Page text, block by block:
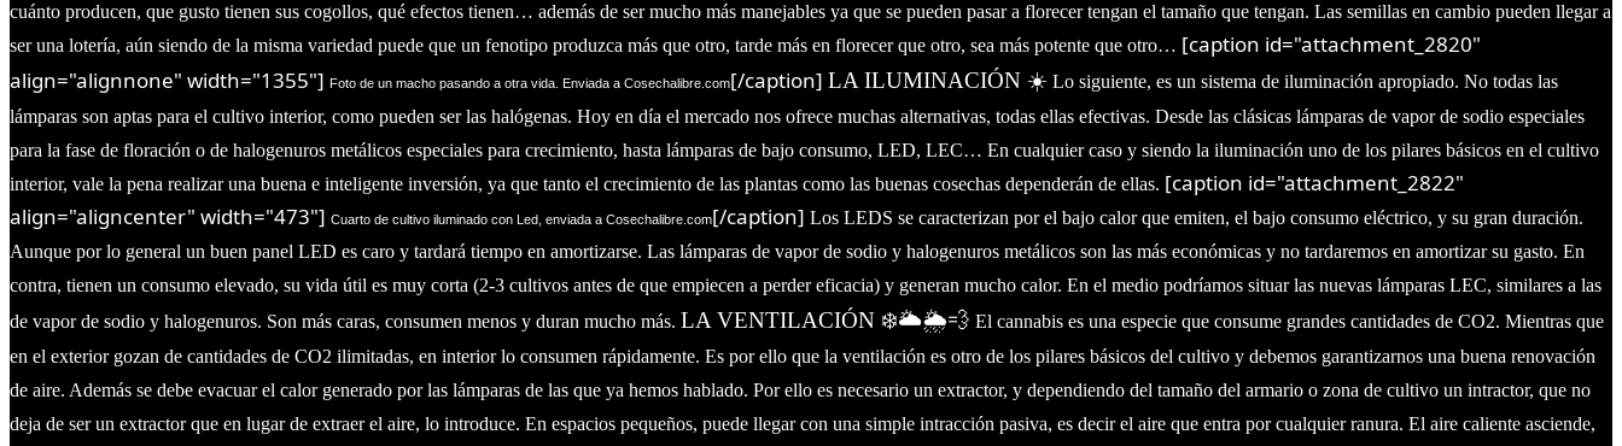
cuánto producen, que gusto tienen sus cogollos, qué efectos tienen… además de ser mucho más manejables ya que se pueden pasar a florecer tengan el tamaño que tengan. Las semillas en cambio pueden llegar a
ser una lotería, aún siendo de la misma variedad puede que un fenotipo produzca más que otro, tarde más en florecer que otro, sea más potente que otro… [caption id="attachment_2820"
align="alignnone" width="1355"] Foto de un macho pasando a otra vida. Enviada a Cosechalibre.com[/caption] LA ILUMINACIÓN ☀️ Lo siguiente, es un sistema de iluminación apropiado. No todas las
lámparas son aptas para el cultivo interior, como pueden ser las halógenas. Hoy en día el mercado nos ofrece muchas alternativas, todas ellas efectivas. Desde las clásicas lámparas de vapor de sodio especiales
para la fase de floración o de halogenuros metálicos especiales para crecimiento, hasta lámparas de bajo consumo, LED, LEC… En cualquier caso y siendo la iluminación uno de los pilares básicos en el cultivo
interior, vale la pena realizar una buena e inteligente inversión, ya que tanto el crecimiento de las plantas como las buenas cosechas dependerán de ellas. [caption id="attachment_2822"
align="aligncenter" width="473"] Cuarto de cultivo iluminado con Led, enviada a Cosechalibre.com[/caption] Los LEDS se caracterizan por el bajo calor que emiten, el bajo consumo eléctrico, y su gran duración.
Aunque por lo general un buen panel LED es caro y tardará tiempo en amortizarse. Las lámparas de vapor de sodio y halogenuros metálicos son las más económicas y no tardaremos en amortizar su gasto. En
contra, tienen un consumo elevado, su vida útil es muy corta (2-3 cultivos antes de que empiecen a perder eficacia) y generan mucho calor. En el medio podríamos situar las nuevas lámparas LEC, similares a las
de vapor de sodio y halogenuros. Son más caras, consumen menos y duran mucho más. LAVENTILACIÓN ❄️🌥🌦💨 El cannabis es una especie que consume grandes cantidades de CO2. Mientras que
en el exterior gozan de cantidades de CO2 ilimitadas, en interior lo consumen rápidamente. Es por ello que la ventilación es otro de los pilares básicos del cultivo y debemos garantizarnos una buena renovación
de aire. Además se debe evacuar el calor generado por las lámparas de las que ya hemos hablado. Por ello es necesario un extractor, y dependiendo del tamaño del armario o zona de cultivo un intractor, que no
deja de ser un extractor que en lugar de extraer el aire, lo introduce. En espacios pequeños, puede llegar con una simple intracción pasiva, es decir el aire que entra por cualquier ranura. El aire caliente asciende,